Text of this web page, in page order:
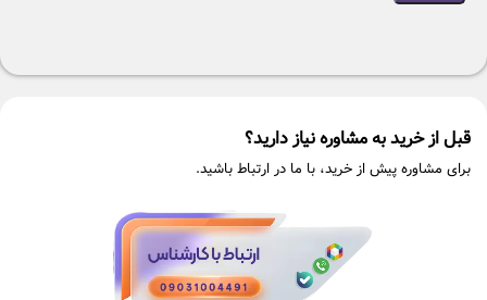
قبل از خرید به مشاوره نیاز دارید؟
برای مشاوره پیش از خرید، با ما در ارتباط باشید.